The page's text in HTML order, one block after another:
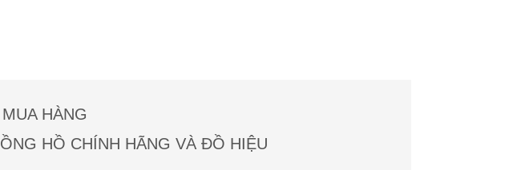
HÀNG
HỒ CHÍNH HÃNG VÀ ĐỒ HIỆU